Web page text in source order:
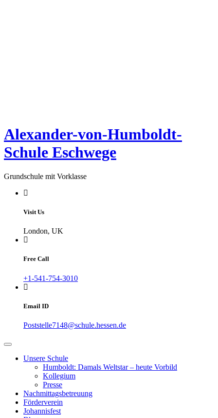
Alexander-von-Humboldt-
Schule Eschwege
Grundschule mit Vorklasse
Visit Us
London, UK
Free Call
+1-541-754-3010
Email ID
Poststelle7148@schule.hessen.de
Unsere Schule
Humboldt: Damals Weltstar – heute Vorbild
Kollegium
Presse
Nachmittagsbetreuung
Förderverein
Johannisfest